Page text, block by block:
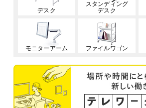
デスク
スタンディング
デスク
モニターアーム ファイルワゴン